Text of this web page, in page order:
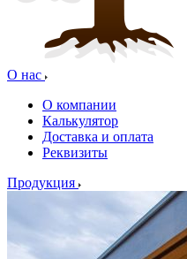
О нас
О компании
Калькулятор
Доставка и оплата
Реквизиты
Продукция